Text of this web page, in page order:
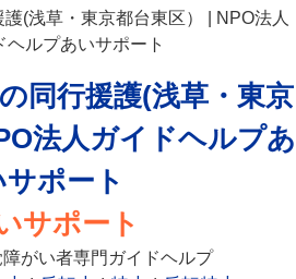
(浅草・東京都台東区） | NPO法人
ヘルプあいサポート
サポート
がい者専門ガイドヘルプ